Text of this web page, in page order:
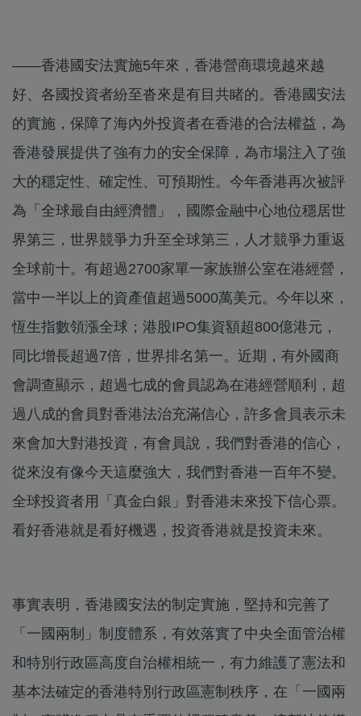
——香港國安法實施5年來，香港營商環境越來越
好、各國投資者紛至沓來是有目共睹的。香港國安法
的實施，保障了海內外投資者在香港的合法權益，為
香港發展提供了強有力的安全保障，為市場注入了強
大的穩定性、確定性、可預期性。今年香港再次被評
為「全球最自由經濟體」，國際金融中心地位穩居世
界第三，世界競爭力升至全球第三，人才競爭力重返
全球前十。有超過2700家單一家族辦公室在港經營，
當中一半以上的資產值超過5000萬美元。今年以來，
恆生指數領漲全球；港股IPO集資額超800億港元，
同比增長超過7倍，世界排名第一。近期，有外國商
會調查顯示，超過七成的會員認為在港經營順利，超
過八成的會員對香港法治充滿信心，許多會員表示未
來會加大對港投資，有會員說，我們對香港的信心，
從來沒有像今天這麼強大，我們對香港一百年不變。
全球投資者用「真金白銀」對香港未來投下信心票。
看好香港就是看好機遇，投資香港就是投資未來。
事實表明，香港國安法的制定實施，堅持和完善了
「一國兩制」制度體系，有效落實了中央全面管治權
和特別行政區高度自治權相統一，有力維護了憲法和
基本法確定的香港特別行政區憲制秩序，在「一國兩